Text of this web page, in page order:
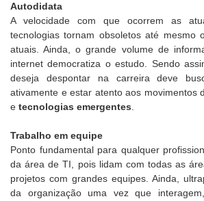
Autodidata
A velocidade com que ocorrem as
tecnologias tornam obsoletos até mesmo
atuais. Ainda, o grande volume de
internet democratiza o estudo. Sendo
deseja despontar na carreira deve
ativamente e estar atento aos movimentos
e tecnologias emergentes
Trabalho em equipe
Ponto fundamental para qualquer
da área de TI, pois lidam com todas as
projetos com grandes equipes. Ainda,
da organização uma vez que